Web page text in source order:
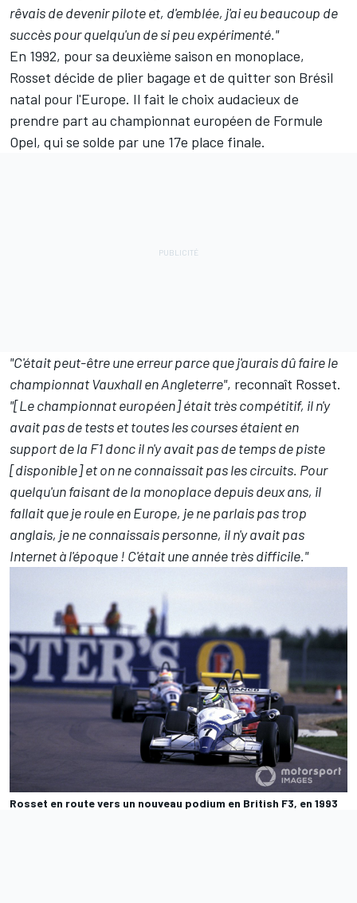
rêvais de devenir pilote et, d'emblée, j'ai eu beaucoup de
succès pour quelqu'un de si peu expérimenté."
En 1992, pour sa deuxième saison en monoplace,
Rosset décide de plier bagage et de quitter son Brésil
natal pour l'Europe. Il fait le choix audacieux de
prendre part au championnat européen de Formule
Opel, qui se solde par une 17e place finale.
"C'était peut-être une erreur parce que j'aurais dû faire le
championnat Vauxhall en Angleterre", reconnaît Rosset.
"[Le championnat européen] était très compétitif, il n'y
avait pas de tests et toutes les courses étaient en
support de la F1 donc il n'y avait pas de temps de piste
[disponible] et on ne connaissait pas les circuits. Pour
quelqu'un faisant de la monoplace depuis deux ans, il
fallait que je roule en Europe, je ne parlais pas trop
anglais, je ne connaissais personne, il n'y avait pas
Internet à l'époque ! C'était une année très difficile."
Rosset en route vers un nouveau podium en British F3, en 1993